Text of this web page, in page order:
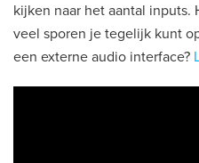
kijken naar het aantal inputs.
veel sporen je tegelijk kunt
een externe audio interface?